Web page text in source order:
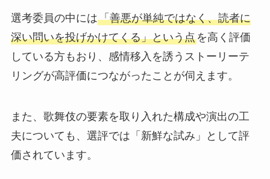
選考委員の中には「善悪が単純ではなく、読者に
深い問いを投げかけてくる」という点を高く評価
している方もおり、感情移入を誘うストーリーテ
リングが高評価につながったことが伺えます。
また、歌舞伎の要素を取り入れた構成や演出の工
夫についても、選評では「新鮮な試み」として評
価されています。